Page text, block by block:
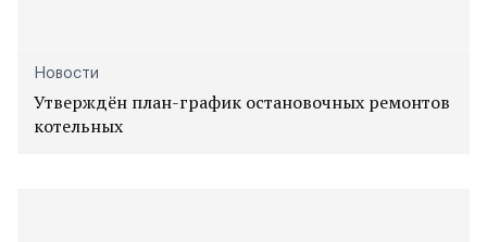
Новости
Утверждён план-график остановочных ремонтов
котельных